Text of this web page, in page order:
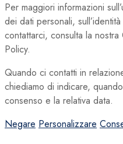
Per maggiori informazioni
dei dati personali,
contattarci, consulta la
Policy.
Quando ci contatti in
chiediamo di indicare,
consenso e la relativa data.
Negare Personalizzare